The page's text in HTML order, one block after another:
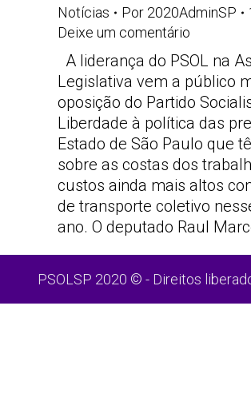
Notícias
Por 2020AdminSP
Deixe um comentário
A liderança do PSOL na
Legislativa vem a público
oposição do Partido
Liberdade à política das
Estado de São Paulo que
sobre as costas dos
custos ainda mais altos
de transporte coletivo
ano. O deputado Raul
PSOLSP 2020 © - Direitos